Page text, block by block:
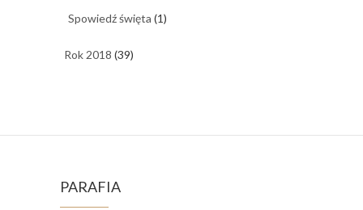
Spowiedź święta (1)
Rok 2018 (39)
PARAFIA